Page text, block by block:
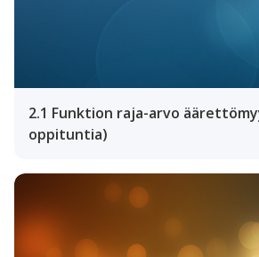
2.1 Funktion raja-arvo
oppituntia)